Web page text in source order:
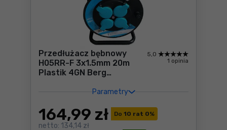
Przedłużacz bębnowy
H05RR-F 3x1.5mm 20m
Plastik 4GN Berg
Parametry
5,0
1 opinia
Do 10 rat 0%
164,99 zł
netto: 134,14 zł